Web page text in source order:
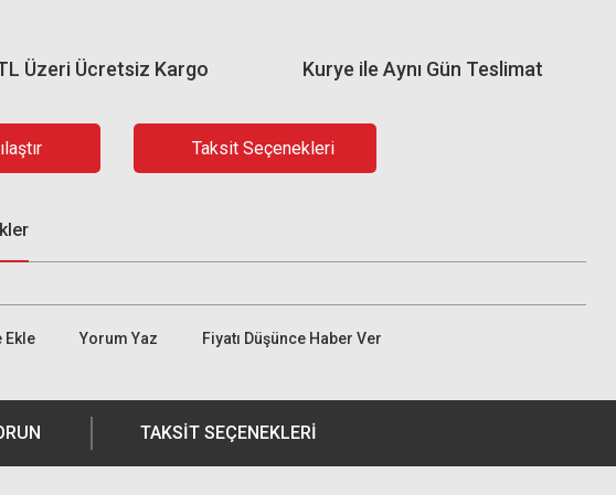
Kurye ile Aynı Gün Teslimat
Üzeri Ücretsiz Kargo
Taksit Seçenekleri
Yorum Yaz Fiyatı Düşünce Haber Ver
TAKSIT SEÇENEKLERI